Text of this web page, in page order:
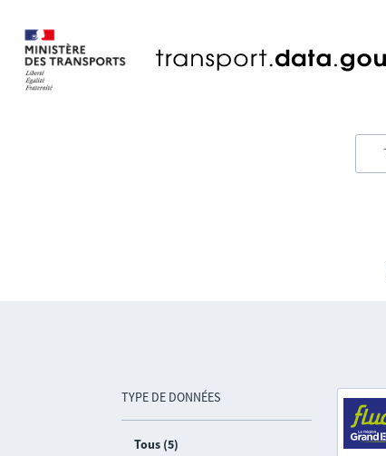
TYPE DE DONNÉES
Tous (5)